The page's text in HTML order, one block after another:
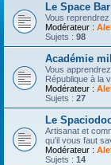
Le Space Bar
Vous
Modérateur :
Sujets : 98
Académie
Vous
République à la
Modérateur :
Sujets : 27
Le
Artisanat et
qu'il vous faut
Modérateur :
Sujets : 14